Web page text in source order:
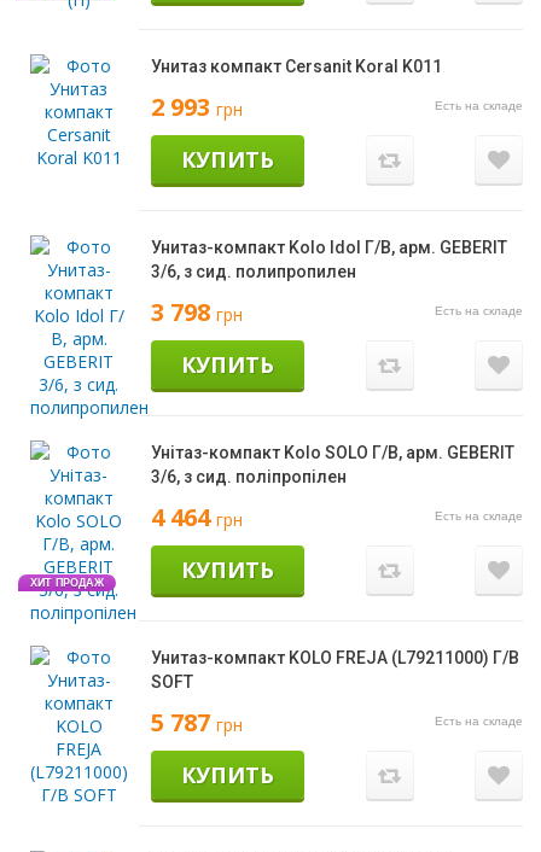
Унитаз компакт Cersanit Koral K011
2 993 грн Есть на складе
КУПИТЬ
Унитаз-компакт Kolo Idol Г/В, арм. GEBERIT
3/6, з сид. полипропилен
3 798 грн Есть на складе
КУПИТЬ
Унітаз-компакт Kolo SOLO Г/В, арм. GEBERIT
3/6, з сид. поліпропілен
4 464 грн Есть на складе
КУПИТЬ
ХИТ ПРОДАЖ
Унитаз-компакт KOLO FREJA (L79211000) Г/В
SOFT
5 787 грн Есть на складе
КУПИТЬ